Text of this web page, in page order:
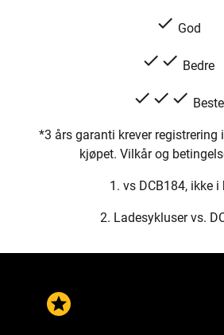
check God
check check Bedre
check check check Beste
*3 års garanti krever registrering
kjøpet. Vilkår og
1. vs DCB184, ikke i
2. Ladesykluser vs.